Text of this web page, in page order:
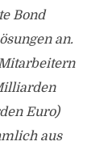
Bond
an.
Euro)
aus